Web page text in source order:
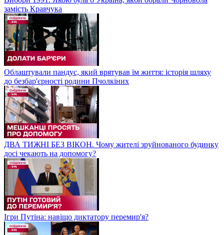
замість Кравчука
Облаштували пандус, який врятував їм життя: історія шляху
до безбар'єрності родини Пчолкіних
ДВА ТИЖНІ БЕЗ ВІКОН. Чому жителі зруйнованого будинку
досі чекають на допомогу?
Ігри Путіна: навіщо диктатору перемир'я?